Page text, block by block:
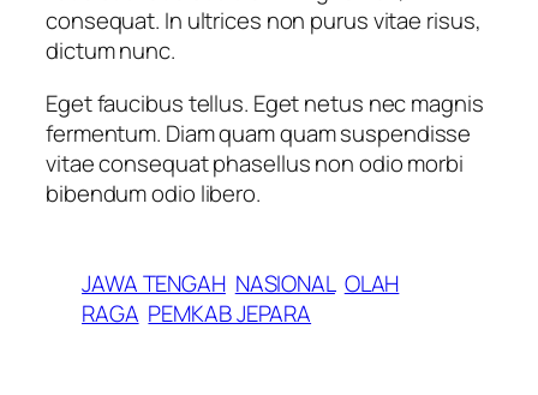
consequat. In ultrices non purus vitae risus,
dictum nunc.
Eget faucibus tellus. Eget netus nec magnis
fermentum. Diam quam quam suspendisse
vitae consequat phasellus non odio morbi
bibendum odio libero.
JAWA TENGAH NASIONAL OLAH
RAGA PEMKAB JEPARA